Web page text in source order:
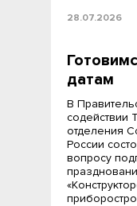
28.07.2026
датам
В
содействии
отделения
России
вопросу